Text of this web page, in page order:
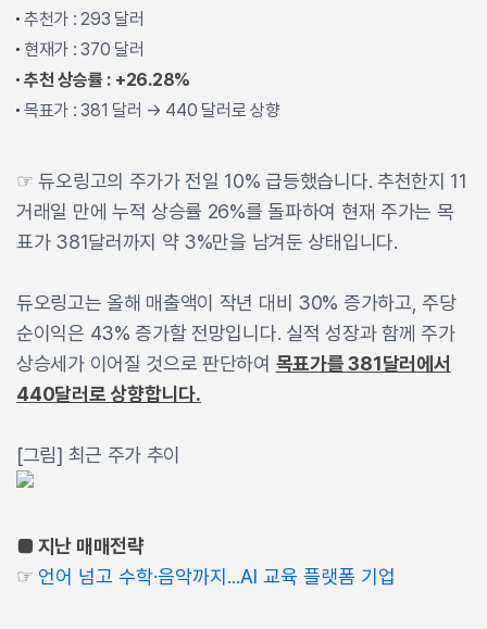
추천가 : 293 달러
현재가 : 370 달러
추천 상승률 : +26.28%
목표가 : 381 달러 → 440 달러로 상향
☞ 듀오링고의 주가가 전일 10% 급등했습니다. 추천한지 11
거래일 만에 누적 상승률 26%를 돌파하여 현재 주가는 목
표가 381달러까지 약 3%만을 남겨둔 상태입니다.
듀오링고는 올해 매출액이 작년 대비 30% 증가하고, 주당
순이익은 43% 증가할 전망입니다. 실적 성장과 함께 주가
상승세가 이어질 것으로 판단하여 목표가를 381달러에서
440달러로 상향합니다.
[그림] 최근 주가 추이
■ 지난 매매전략
☞ 언어 넘고 수학·음악까지...AI 교육 플랫폼 기업